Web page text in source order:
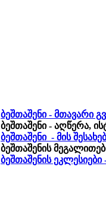
ბეშთაშენი - მთავარი
ბეშთაშენი - აღწერა,
ბეშთაშენი - მის
ბეშთაშენის
ბეშთაშენის